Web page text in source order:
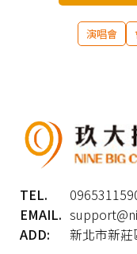
演唱會
TEL.
EMAIL.
ADD:
新北市新